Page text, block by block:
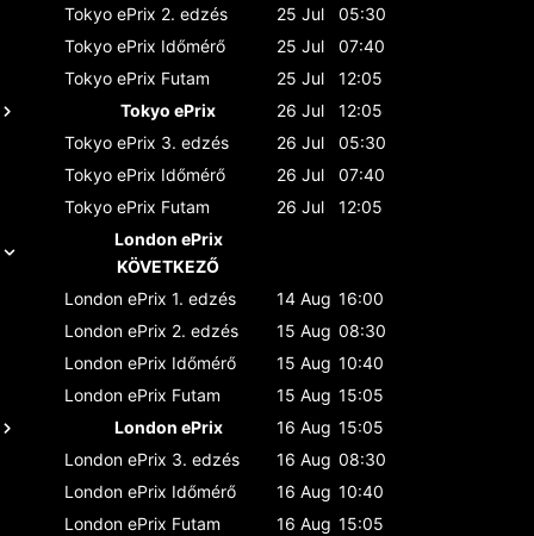
Tokyo ePrix 2. edzés 25 Jul
05:30
Tokyo ePrix Időmérő 25 Jul
07:40
Tokyo ePrix Futam 25 Jul
12:05
Tokyo ePrix
26 Jul
12:05
Tokyo ePrix 3. edzés 26 Jul
05:30
Tokyo ePrix Időmérő 26 Jul
07:40
Tokyo ePrix Futam 26 Jul
12:05
London ePrix
KÖVETKEZŐ
London ePrix 1. edzés 14 Aug 16:00
London ePrix 2. edzés 15 Aug 08:30
London ePrix Időmérő 15 Aug 10:40
London ePrix Futam 15 Aug 15:05
London ePrix
16 Aug 15:05
London ePrix 3. edzés 16 Aug 08:30
London ePrix Időmérő 16 Aug 10:40
London ePrix Futam 16 Aug 15:05